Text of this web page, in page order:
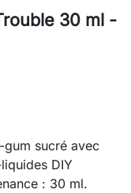
30 ml -
sucré avec
DIY
: 30 ml.